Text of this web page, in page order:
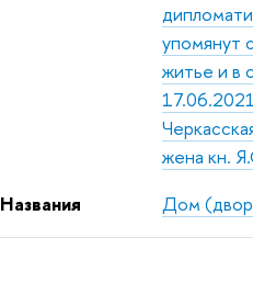
упомянут
житье и в
жена кн.
Названия
Дом